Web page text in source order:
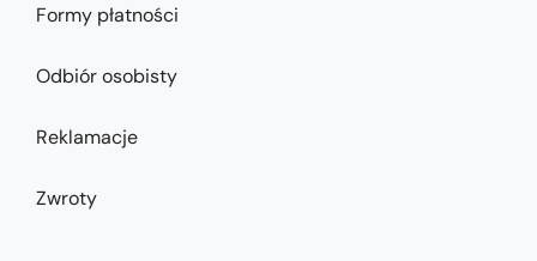
Formy płatności
Odbiór osobisty
Reklamacje
Zwroty